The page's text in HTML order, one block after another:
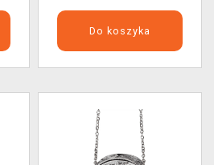
Do koszyka